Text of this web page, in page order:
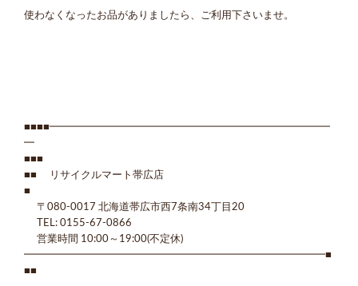
使わなくなったお品がありましたら、ご利用下さいませ。
■■■■━━━━━━━━━━━━━━━━━━━━━━━━━━━
━
■■■
■■ リサイクルマート帯広店
■
〒080-0017 北海道帯広市西7条南34丁目20
TEL: 0155-67-0866
営業時間 10:00～19:00(不定休)
━━━━━━━━━━━━━━━━━━━━━━━━━━━━━■
■■